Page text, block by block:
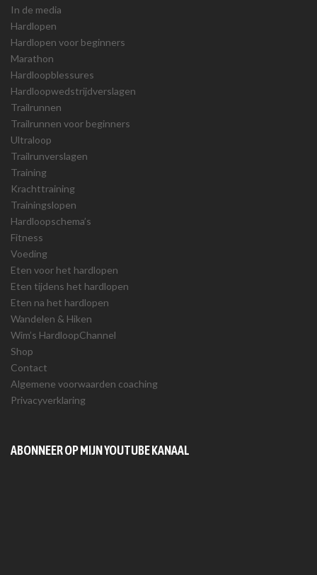
In de media
Hardlopen
Hardlopen voor beginners
Marathon
Hardloopblessures
Hardloopwedstrijdverslagen
Trailrunnen
Trailrunnen voor beginners
Ultraloop
Trailrunverslagen
Training
Krachttraining
Trainingslopen
Hardloopschema’s
Fitness
Voeding
Eten voor het hardlopen
Eten tijdens het hardlopen
Eten na het hardlopen
Wandelen & Hiken
Wim’s HardloopChannel
Shop
Contact
Algemene voorwaarden coaching
Privacyverklaring
ABONNEER OP MIJN YOUTUBE KANAAL